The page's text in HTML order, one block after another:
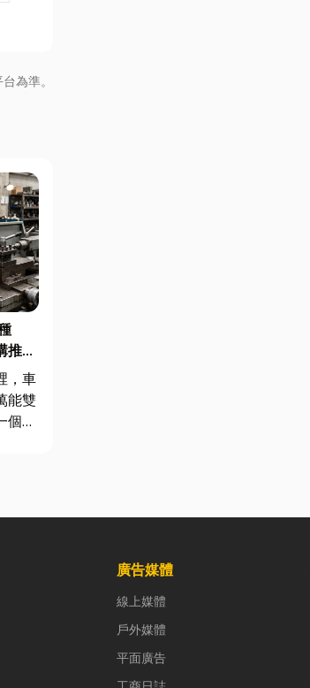
為準。
推薦
，車
能雙
旋
廣告媒體
線上媒體
戶外媒體
平面廣告